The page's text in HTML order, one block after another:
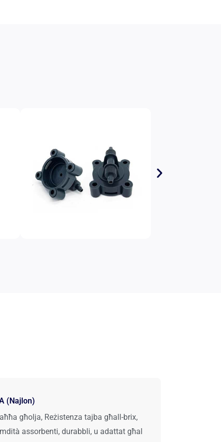
(Najlon)
għolja, Reżistenza tajba għall-brix,
assorbenti, durabbli, u adattat għal